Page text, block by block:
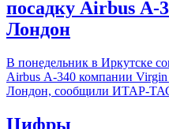
посадку Airbus А-
Лондон
В понедельник в Иркутске
Airbus А-340 компании
Лондон, сообщили ИТАР-
Цифры